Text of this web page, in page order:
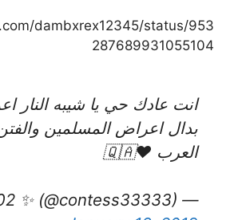
dambxrex12345/status/953
287689931055104
انت عادك حي يا شيبه النار
بدال اعراض المسلمين
العرب ❤️🇶🇦
— 🇶🇦 qtr202 ✨ (@contess33333)